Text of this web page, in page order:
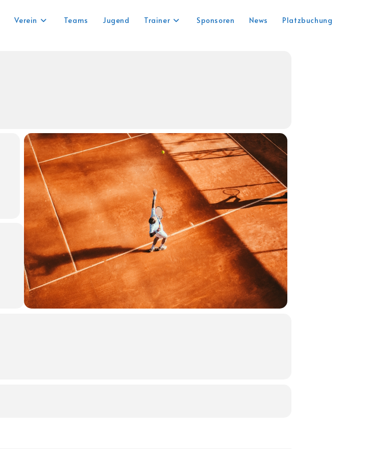
Verein Teams Jugend Trainer Sponsoren News Platzbuchung